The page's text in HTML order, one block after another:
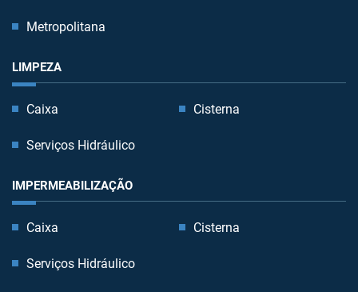
Metropolitana
LIMPEZA
Caixa Cisterna
Serviços Hidráulico
IMPERMEABILIZAÇÃO
Caixa Cisterna
Serviços Hidráulico